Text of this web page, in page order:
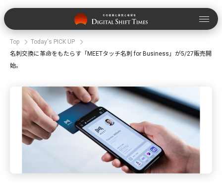
Top
Today's PICK UP
名刺交換に革命をもたらす「MEETタッチ名刺 for Business」が5/27販売開
始。